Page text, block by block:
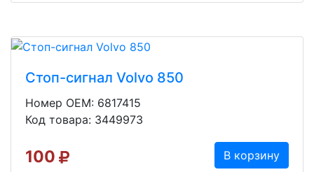
Стоп-сигнал Volvo 850
Номер OEM: 6817415
Код товара: 3449973
100 В корзину